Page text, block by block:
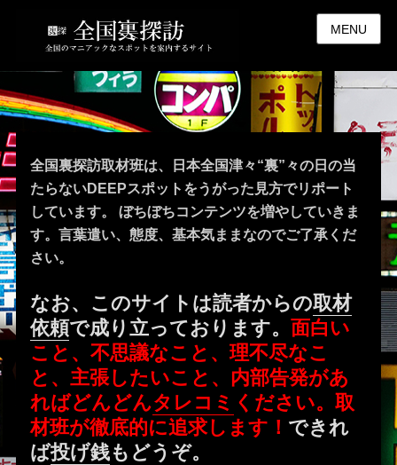
MENU
全国裏探訪取材班は、日本全国津々“裏”々の日の当
たらないDEEPスポットをうがった見方でリポート
しています。 ぼちぼちコンテンツを増やしていきま
す。言葉遣い、態度、基本気ままなのでご了承くだ
さい。
なお、このサイトは読者からの取材
依頼で成り立っております。面白い
こと、不思議なこと、理不尽なこ
と、主張したいこと、内部告発があ
ればどんどんタレコミ ください。取
材班が徹底的に追求します！ できれ
ば投げ銭もどうぞ。